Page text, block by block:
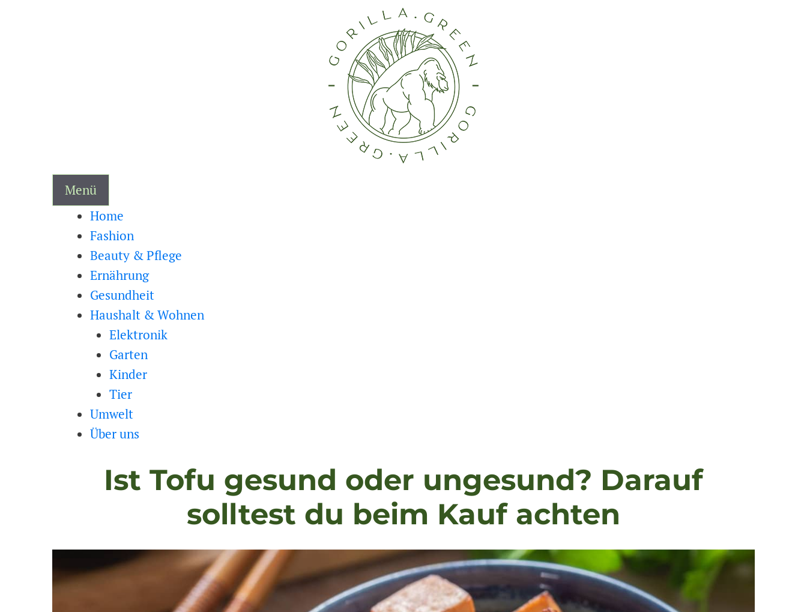
Menü
Home
Fashion
Beauty & Pflege
Ernährung
Gesundheit
Haushalt & Wohnen
Elektronik
Garten
Kinder
Tier
Umwelt
Über uns
Ist Tofu gesund oder ungesund? Darauf
solltest du beim Kauf achten